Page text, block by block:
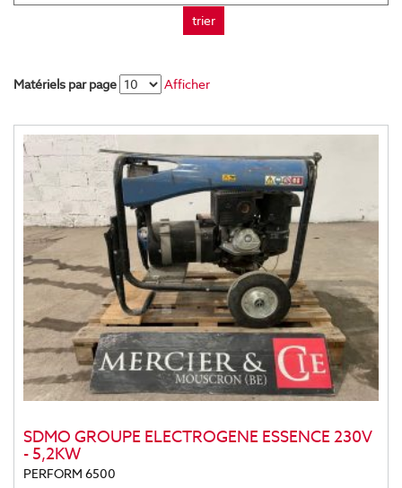
trier
Matériels par page Afficher
SDMO GROUPE ELECTROGENE ESSENCE 230V
- 5,2KW
PERFORM 6500